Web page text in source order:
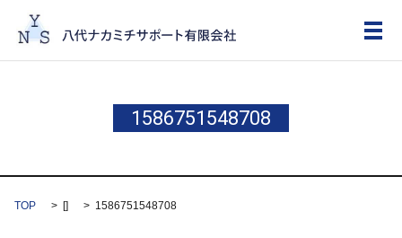
メ
1586751548708
TOP [] 1586751548708